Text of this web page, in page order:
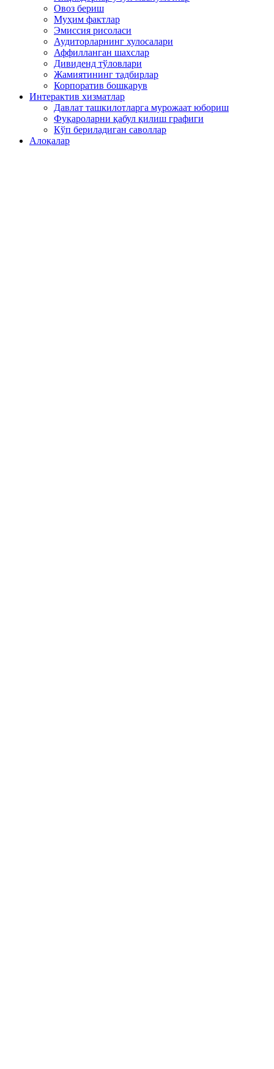
Овоз бериш
Муҳим фактлар
Эмиссия рисоласи
Аудиторларнинг хулосалари
Аффилланган шахслар
Дивиденд тўловлари
Жамиятининг тадбирлар
Корпоратив бошқарув
Интерактив хизматлар
Давлат ташкилотларга мурожаат юбориш
Фуқароларни қабул қилиш графиги
Кўп бериладиган саволлар
Алоқалар